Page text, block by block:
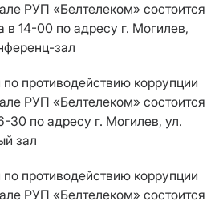
РУП «Белтелеком» состоится
в 14-00 по адресу г. Могилев,
зал
противодействию коррупции
РУП «Белтелеком» состоится
30 по адресу г. Могилев, ул.
зал
противодействию коррупции
РУП «Белтелеком» состоится